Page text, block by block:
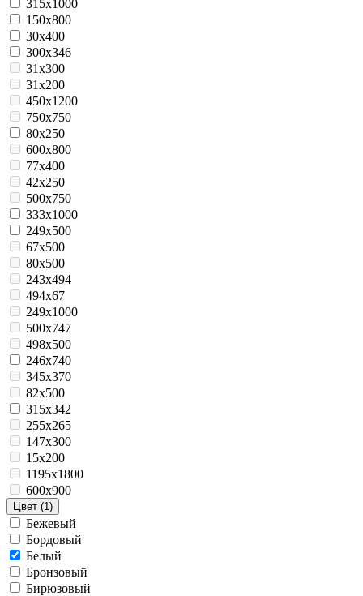
315x1000
150х800
30х400
300x346
31х300
31х200
450x1200
750х750
80х250
600x800
77х400
42х250
500х750
333x1000
249x500
67х500
80х500
243х494
494х67
249х1000
500х747
498х500
246х740
345x370
82х500
315x342
255x265
147x300
15x200
1195x1800
600x900
Цвет (1)
Бежевый
Бордовый
Белый
Бронзовый
Бирюзовый